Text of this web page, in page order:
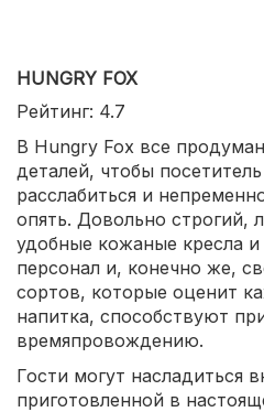
HUNGRY FOX
Рейтинг: 4.7
В Hungry Fox все
деталей, чтобы
расслабиться и
опять. Довольно строгий,
удобные кожаные кресла
персонал и, конечно же,
сортов, которые оценит
напитка, способствуют
времяпровождению.
Гости могут насладиться
приготовленной в